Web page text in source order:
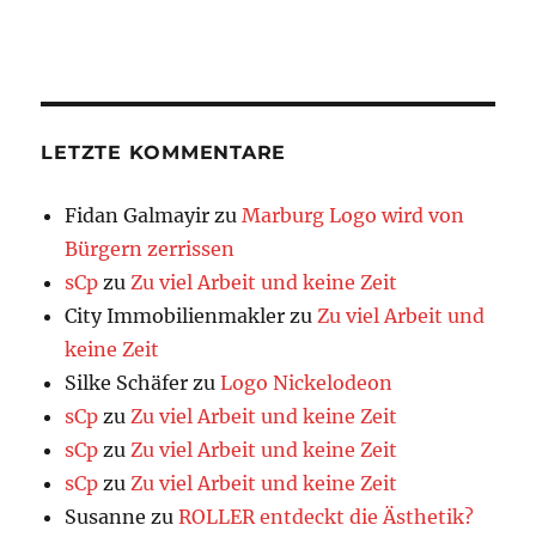
LETZTE KOMMENTARE
Fidan Galmayir zuMarburg Logo wird von
Bürgern zerrissen
sCp zuZu viel Arbeit und keine Zeit
City Immobilienmakler zuZu viel Arbeit und
keine Zeit
Silke Schäfer zuLogo Nickelodeon
sCp zuZu viel Arbeit und keine Zeit
sCp zuZu viel Arbeit und keine Zeit
sCp zuZu viel Arbeit und keine Zeit
Susanne zuROLLER entdeckt die Ästhetik?